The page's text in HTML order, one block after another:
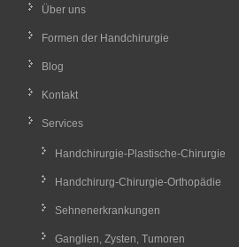
Über uns
Formen der Handchirurgie
Blog
Kontakt
Services
Handchirurgie-Plastische-Chirurgie
Handchirurg-Chirurgie-Orthopädie
Sehnenerkrankungen
Ganglien, Zysten, Tumoren